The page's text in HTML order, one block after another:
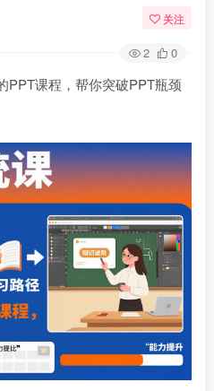
关注
2 0
PPT课程，帮你突破PPT瓶颈